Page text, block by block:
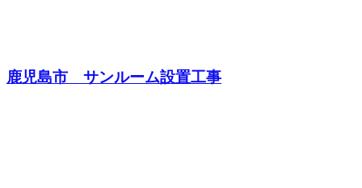
鹿児島市 サンルーム設置工事